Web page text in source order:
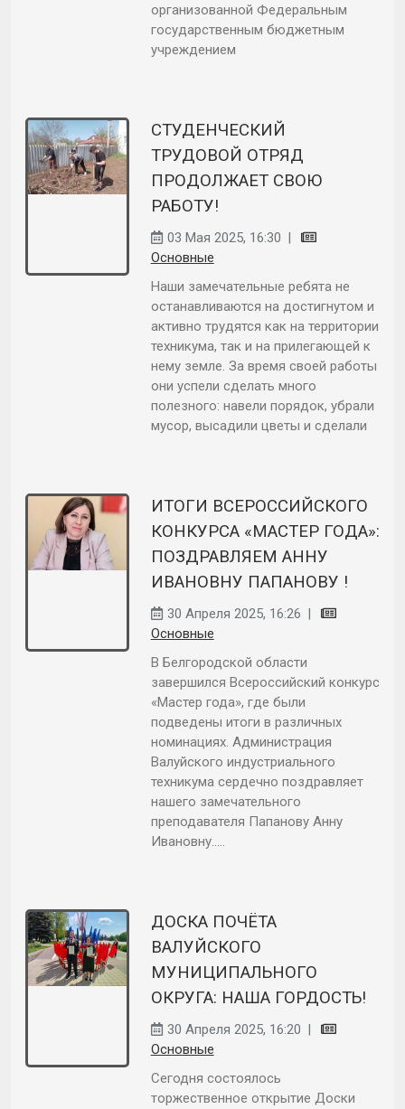
организованной Федеральным
государственным бюджетным
учреждением
СТУДЕНЧЕСКИЙ
ТРУДОВОЙ ОТРЯД
ПРОДОЛЖАЕТ СВОЮ
РАБОТУ!
03 Мая 2025, 16:30 |
Основные
Наши замечательные ребята не
останавливаются на достигнутом и
активно трудятся как на территории
техникума, так и на прилегающей к
нему земле. За время своей работы
они успели сделать много
полезного: навели порядок, убрали
мусор, высадили цветы и сделали
ИТОГИ ВСЕРОССИЙСКОГО
КОНКУРСА «МАСТЕР ГОДА»:
ПОЗДРАВЛЯЕМ АННУ
ИВАНОВНУ ПАПАНОВУ !
30 Апреля 2025, 16:26 |
Основные
В Белгородской области
завершился Всероссийский конкурс
«Мастер года», где были
подведены итоги в различных
номинациях. Администрация
Валуйского индустриального
техникума сердечно поздравляет
нашего замечательного
преподавателя Папанову Анну
Ивановну.....
ДОСКА ПОЧЁТА
ВАЛУЙСКОГО
МУНИЦИПАЛЬНОГО
ОКРУГА: НАША ГОРДОСТЬ!
30 Апреля 2025, 16:20 |
Основные
Сегодня состоялось
торжественное открытие Доски